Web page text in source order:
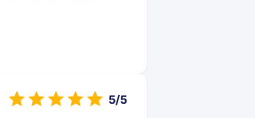
5/5